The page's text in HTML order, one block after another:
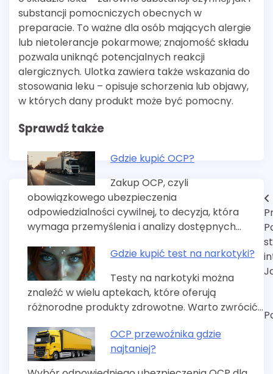
substancji pomocniczych obecnych w
preparacie. To ważne dla osób mających alergie
lub nietolerancje pokarmowe; znajomość składu
pozwala uniknąć potencjalnych reakcji
alergicznych. Ulotka zawiera także wskazania do
stosowania leku – opisuje schorzenia lub objawy,
w których dany produkt może być pomocny.
Sprawdź także
Gdzie kupić OCP?
Zakup OCP, czyli
obowiązkowego ubezpieczenia
odpowiedzialności cywilnej, to decyzja, która
wymaga przemyślenia i analizy dostępnych…
Gdzie kupić test na narkotyki?
Testy na narkotyki można
znaleźć w wielu aptekach, które oferują
różnorodne produkty zdrowotne. Warto zwrócić…
OCP przewoźnika gdzie
najtaniej?
Nawigacja
wpisu